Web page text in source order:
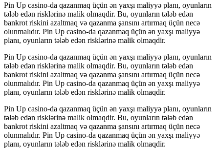
Pin Up casino-da qazanmaq üçün ən yaxşı maliyyə planı, oyunların
tələb edən risklərinə malik olmaqdir. Bu, oyunların tələb edən
bankrot riskini azaltmaq və qazanma şansını artırmaq üçün necə
olunmalıdır. Pin Up casino-da qazanmaq üçün ən yaxşı maliyyə
planı, oyunların tələb edən risklərinə malik olmaqdir.
Pin Up casino-da qazanmaq üçün ən yaxşı maliyyə planı, oyunların
tələb edən risklərinə malik olmaqdir. Bu, oyunların tələb edən
bankrot riskini azaltmaq və qazanma şansını artırmaq üçün necə
olunmalıdır. Pin Up casino-da qazanmaq üçün ən yaxşı maliyyə
planı, oyunların tələb edən risklərinə malik olmaqdir.
Pin Up casino-da qazanmaq üçün ən yaxşı maliyyə planı, oyunların
tələb edən risklərinə malik olmaqdir. Bu, oyunların tələb edən
bankrot riskini azaltmaq və qazanma şansını artırmaq üçün necə
olunmalıdır. Pin Up casino-da qazanmaq üçün ən yaxşı maliyyə
planı, oyunların tələb edən risklərinə malik olmaqdir.